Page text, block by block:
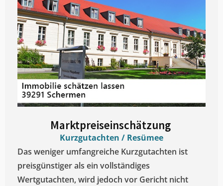
Marktpreiseinschätzung ​
Kurzgutachten / Resümee
Das weniger umfangreiche Kurzgutachten ist
preisgünstiger als ein vollständiges
Wertgutachten, wird jedoch vor Gericht nicht